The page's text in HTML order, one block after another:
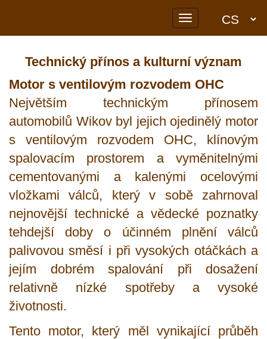
Toggle
Technický přínos a kulturní význam
Motor s ventilovým rozvodem OHC
Největším technickým přínosem
automobilů Wikov byl jejich ojedinělý motor
s ventilovým rozvodem OHC, klínovým
spalovacím prostorem a vyměnitelnými
cementovanými a kalenými ocelovými
vložkami válců, který v sobě zahrnoval
nejnovější technické a vědecké poznatky
tehdejší doby o účinném plnění válců
palivovou směsí i při vysokých otáčkách a
jejím dobrém spalování při dosažení
relativně nízké spotřeby a vysoké
životnosti.
Tento motor, který měl vynikající průběh